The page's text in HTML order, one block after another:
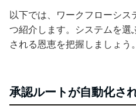
以下では、ワークフローシ
つ紹介します。システムを選
される恩恵を把握しましょう。
承認ルートが自動化さ